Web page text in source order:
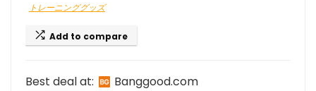
トレーニンググッズ
Add to compare
Best deal at: banggood.com